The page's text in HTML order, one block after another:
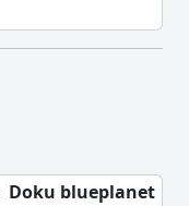
Doku blueplanet